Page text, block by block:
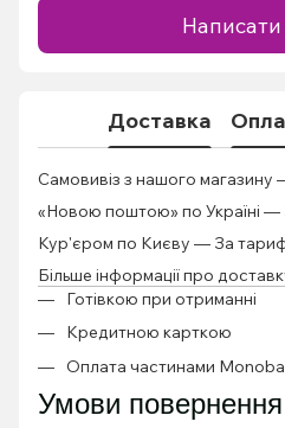
Написати
Доставка
Самовивіз з нашого
«Новою поштою» по Україні —
Кур'єром по Києву — За
Більше інформації про
Готівкою при отриманні
Кредитною карткою
Оплата частинами
Умови